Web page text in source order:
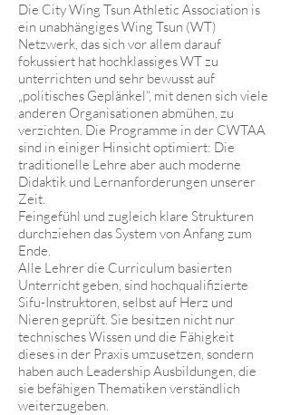
Die City Wing Tsun Athletic Association is
ein unabhängiges Wing Tsun (WT)
Netzwerk, das sich vor allem darauf
fokussiert hat hochklassiges WT zu
unterrichten und sehr bewusst auf
„politisches Geplänkel“, mit denen sich viele
anderen Organisationen abmühen, zu
verzichten. Die Programme in der CWTAA
sind in einiger Hinsicht optimiert: Die
traditionelle Lehre aber auch moderne
Didaktik und Lernanforderungen unserer
Zeit.
Feingefühl und zugleich klare Strukturen
durchziehen das System von Anfang zum
Ende.
Alle Lehrer die Curriculum basierten
Unterricht geben, sind hochqualifizierte
Sifu-Instruktoren, selbst auf Herz und
Nieren geprüft. Sie besitzen nicht nur
technisches Wissen und die Fähigkeit
dieses in der Praxis umzusetzen, sondern
haben auch Leadership Ausbildungen, die
sie befähigen Thematiken verständlich
weiterzugeben.